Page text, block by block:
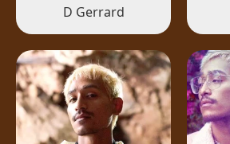
D Gerrard